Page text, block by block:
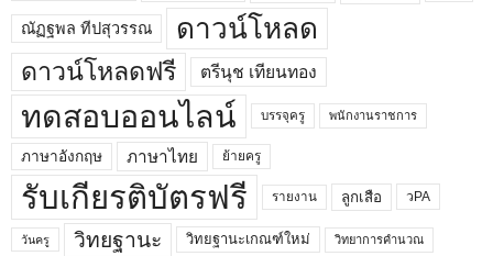
ณัฏฐพล ทีปสุวรรณ ดาวน์โหลด
ดาวน์โหลดฟรี ตรีนุช เทียนทอง
ทดสอบออนไลน์ บรรจุครู พนักงานราชการ
ภาษาอังกฤษ ภาษาไทย ย้ายครู
รับเกียรติบัตรฟรี รายงาน ลูกเสือ วPA
วันครู วิทยฐานะ วิทยฐานะเกณฑ์ใหม่ วิทยาการคำนวณ